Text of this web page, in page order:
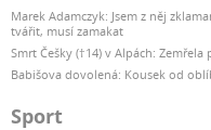
Marek Adamczyk: Jsem z něj
tvářit, musí zamakat
Smrt Češky (†14) v Alpách:
Babišova dovolená: Kousek od
Sport